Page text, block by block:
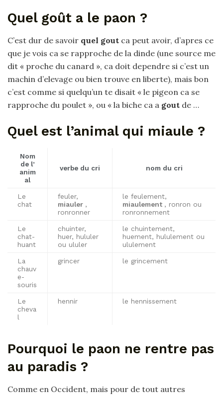
Quel goût a le paon ?
C’est dur de savoir quel gout ca peut avoir, d’apres ce
que je vois ca se rapproche de la dinde (une source me
dit « proche du canard », ca doit dependre si c’est un
machin d’elevage ou bien trouve en liberte), mais bon
c’est comme si quelqu’un te disait « le pigeon ca se
rapproche du poulet », ou « la biche ca a gout de …
Quel est l’animal qui miaule ?
Nom
de l’
anim
al
verbe du cri nom du cri
Le
chat
feuler,
miauler ,
ronronner
le feulement,
miaulement , ronron ou
ronronnement
Le
chat-
huant
chuinter,
huer, hululer
ou ululer
le chuintement,
huement, hululement ou
ululement
La
chauv
e-
souris
grincer le grincement
Le
cheva
l
hennir le hennissement
Pourquoi le paon ne rentre pas
au paradis ?
Comme en Occident, mais pour de tout autres